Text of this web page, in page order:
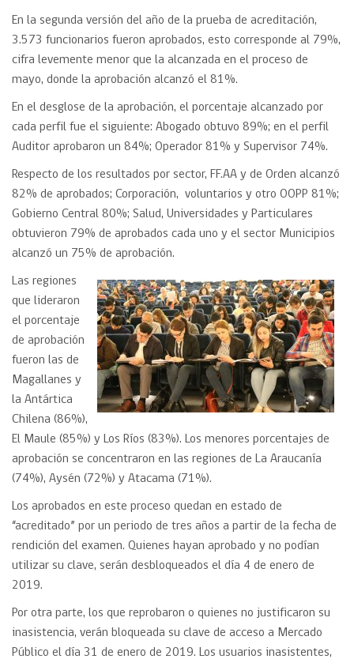
En la segunda versión del año de la prueba de acreditación,
3.573 funcionarios fueron aprobados, esto corresponde al 79%,
cifra levemente menor que la alcanzada en el proceso de
mayo, donde la aprobación alcanzó el 81%.
En el desglose de la aprobación, el porcentaje alcanzado por
cada perfil fue el siguiente: Abogado obtuvo 89%; en el perfil
Auditor aprobaron un 84%; Operador 81% y Supervisor 74%.
Respecto de los resultados por sector, FF.AA y de Orden alcanzó
82% de aprobados; Corporación, voluntarios y otro OOPP 81%;
Gobierno Central 80%; Salud, Universidades y Particulares
obtuvieron 79% de aprobados cada uno y el sector Municipios
alcanzó un 75% de aprobación.
Las regiones
que lideraron
el porcentaje
de aprobación
fueron las de
Magallanes y
la Antártica
Chilena (86%),
El Maule (85%) y Los Ríos (83%). Los menores porcentajes de
aprobación se concentraron en las regiones de La Araucanía
(74%), Aysén (72%) y Atacama (71%).
Los aprobados en este proceso quedan en estado de
“acreditado” por un periodo de tres años a partir de la fecha de
rendición del examen. Quienes hayan aprobado y no podían
utilizar su clave, serán desbloqueados el día 4 de enero de
2019.
Por otra parte, los que reprobaron o quienes no justificaron su
inasistencia, verán bloqueada su clave de acceso a Mercado
Público el día 31 de enero de 2019. Los usuarios inasistentes,